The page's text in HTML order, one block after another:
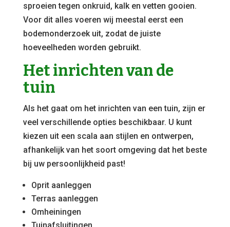
sproeien tegen onkruid, kalk en vetten gooien.
Voor dit alles voeren wij meestal eerst een
bodemonderzoek uit, zodat de juiste
hoeveelheden worden gebruikt.
Het inrichten van de
tuin
Als het gaat om het inrichten van een tuin, zijn er
veel verschillende opties beschikbaar. U kunt
kiezen uit een scala aan stijlen en ontwerpen,
afhankelijk van het soort omgeving dat het beste
bij uw persoonlijkheid past!
Oprit aanleggen
Terras aanleggen
Omheiningen